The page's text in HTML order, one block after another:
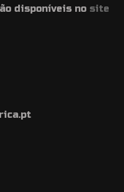
disponíveis no site